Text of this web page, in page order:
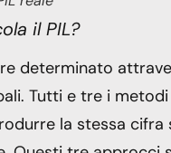
il PIL?
determinato
Tutti e tre i metodi
la stessa cifra